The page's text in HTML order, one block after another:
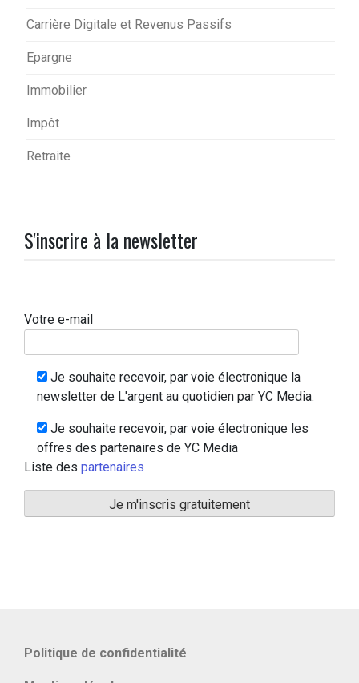
Carrière Digitale et Revenus Passifs
Epargne
Immobilier
Impôt
Retraite
S'inscrire à la newsletter
Votre e-mail
Je souhaite recevoir, par voie électronique la
newsletter de L'argent au quotidien par YC Media.
Je souhaite recevoir, par voie électronique les
offres des partenaires de YC Media
Liste des partenaires
Politique de confidentialité